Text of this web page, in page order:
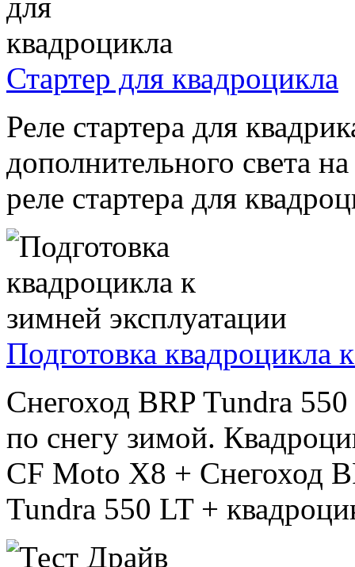
Стартер для квадроцикла
Реле стартера для
дополнительного света
реле стартера для
Подготовка квадроцикла
Снегоход BRP Tundra
по снегу зимой.
CF Moto X8 + Снегоход
Tundra 550 LT +